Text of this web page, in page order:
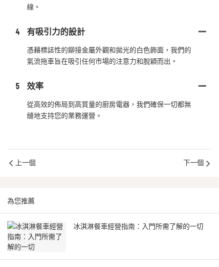
線。
4 有吸引力的設計
憑藉標誌性的鉚接金屬外觀和拋光的白色飾面，我們的
氣流拖車旨在吸引任何市場的注意力和脫穎而出。
5 效率
從高效的佈局到高質量的廚房電器，我們確保一切都無
縫地支持您的業務運營。
上一個 下一個
為您推薦
冰淇淋餐車經營指南：入門所需了解的一切